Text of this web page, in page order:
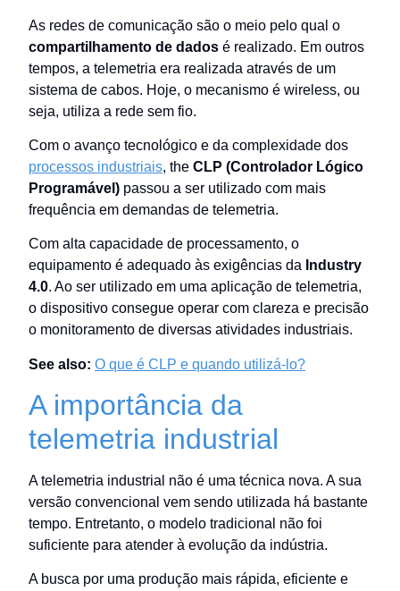
As redes de comunicação são o meio pelo qual o
compartilhamento de dados é realizado. Em outros
tempos, a telemetria era realizada através de um
sistema de cabos. Hoje, o mecanismo é wireless, ou
seja, utiliza a rede sem fio.
Com o avanço tecnológico e da complexidade dos
processos industriais, the CLP (Controlador Lógico
Programável) passou a ser utilizado com mais
frequência em demandas de telemetria.
Com alta capacidade de processamento, o
equipamento é adequado às exigências da Industry
4.0. Ao ser utilizado em uma aplicação de telemetria,
o dispositivo consegue operar com clareza e precisão
o monitoramento de diversas atividades industriais.
See also: O que é CLP e quando utilizá-lo?
A importância da
telemetria industrial
A telemetria industrial não é uma técnica nova. A sua
versão convencional vem sendo utilizada há bastante
tempo. Entretanto, o modelo tradicional não foi
suficiente para atender à evolução da indústria.
A busca por uma produção mais rápida, eficiente e